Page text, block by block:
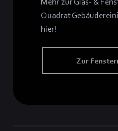
Quadrat
hier!
Zur